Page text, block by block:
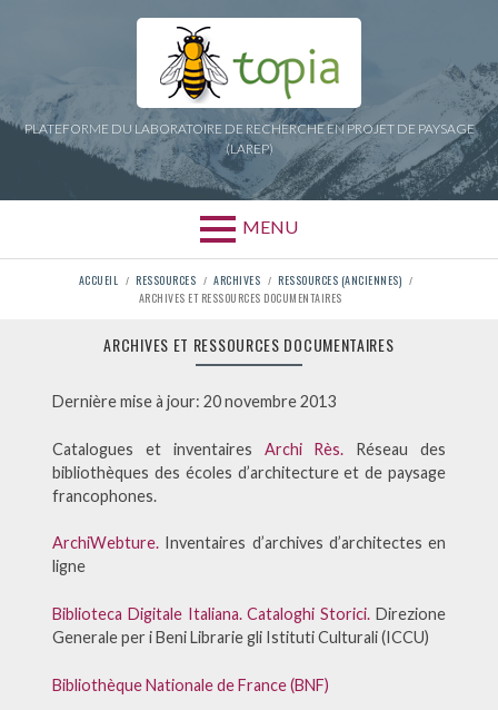
PLATEFORME DU LABORATOIRE DE RECHERCHE EN PROJET DE PAYSAGE
(LAREP)
MENU
D'ARIANE
ACCUEIL RESSOURCES ARCHIVES
RESSOURCES (ANCIENNES)
ARCHIVES ET RESSOURCES DOCUMENTAIRES
ARCHIVES ET RESSOURCES DOCUMENTAIRES
Dernière mise à jour: 20 novembre 2013
Catalogues et inventaires Archi Rès. Réseau des
bibliothèques des écoles d’architecture et de paysage
francophones.
ArchiWebture. Inventaires d’archives d’architectes en
ligne
Biblioteca Digitale Italiana. Cataloghi Storici. Direzione
Generale per i Beni Librarie gli Istituti Culturali (ICCU)
Bibliothèque Nationale de France (BNF)